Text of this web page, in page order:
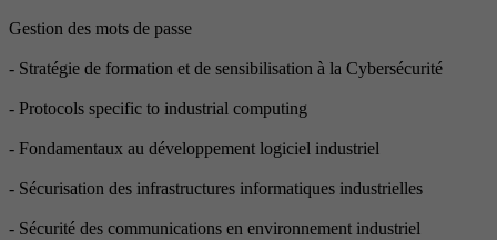
Gestion des mots de passe
- Stratégie de formation et de sensibilisation à la Cybersécurité
- Protocols specific to industrial computing
- Fondamentaux au développement logiciel industriel
- Sécurisation des infrastructures informatiques industrielles
- Sécurité des communications en environnement industriel